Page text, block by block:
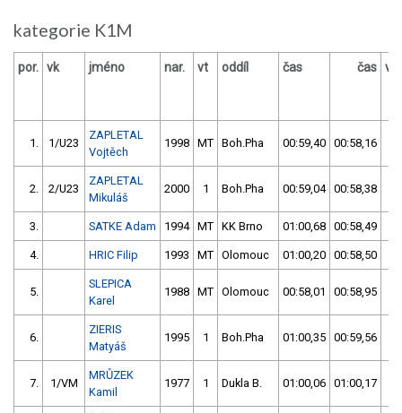
kategorie K1M
por. vk jméno nar. vt oddíl čas čas
1. 1/U23
ZAPLETAL
Vojtěch
1998 MT Boh.Pha 00:59,40 00:58,16
2. 2/U23
ZAPLETAL
Mikuláš
2000 1 Boh.Pha 00:59,04 00:58,38
3. SATKE Adam 1994 MT KK Brno 01:00,68 00:58,49
4. HRIC Filip 1993 MT Olomouc 01:00,20 00:58,50
5.
SLEPICA
Karel
1988 MT Olomouc 00:58,01 00:58,95
6.
ZIERIS
Matyáš
1995 1 Boh.Pha 01:00,35 00:59,56
7. 1/VM
MRŮZEK
Kamil
1977 1 Dukla B. 01:00,06 01:00,17